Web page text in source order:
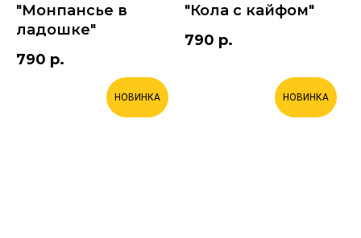
"Монпансье в
ладошке"
790 р.
"Кола с кайфом"
790 р.
НОВИНКА НОВИНКА